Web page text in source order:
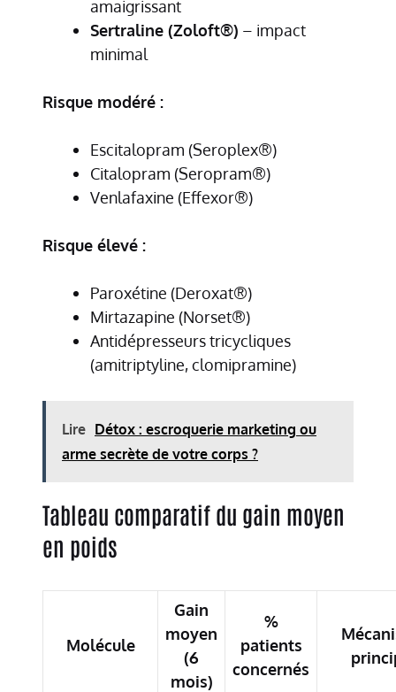
amaigrissant
Sertraline (Zoloft®) – impact
minimal
Risque modéré :
Escitalopram (Seroplex®)
Citalopram (Seropram®)
Venlafaxine (Effexor®)
Risque élevé :
Paroxétine (Deroxat®)
Mirtazapine (Norset®)
Antidépresseurs tricycliques
(amitriptyline, clomipramine)
Lire Détox : escroquerie marketing ou
arme secrète de votre corps ?
Tableau comparatif du gain moyen
en poids
Molécule
Gain
moyen
(6
mois)
%
patients
concernés